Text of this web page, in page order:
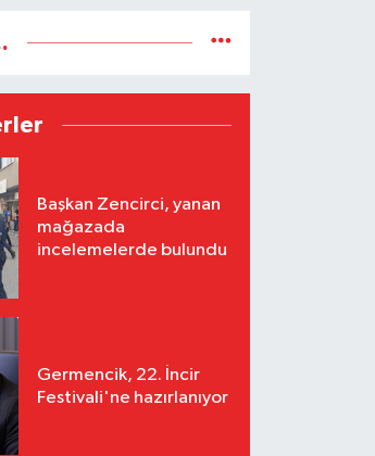
Başkan Zencirci, yanan
mağazada
incelemelerde bulundu
Germencik, 22. İncir
Festivali'ne hazırlanıyor